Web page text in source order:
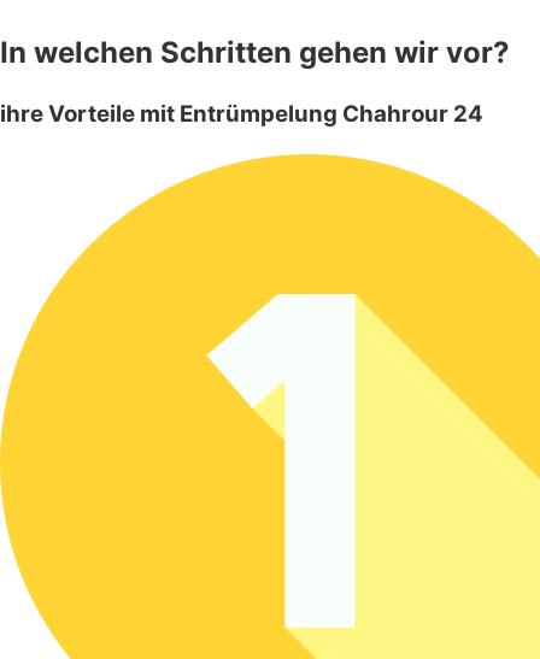
In welchen Schritten gehen wir vor?
ihre Vorteile mit Entrümpelung Chahrour 24